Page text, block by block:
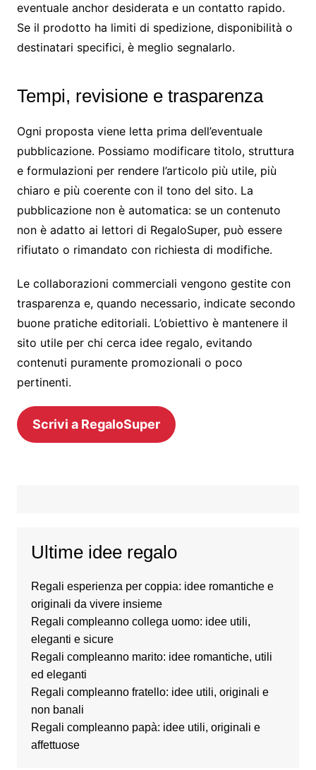
eventuale anchor desiderata e un contatto rapido.
Se il prodotto ha limiti di spedizione, disponibilità o
destinatari specifici, è meglio segnalarlo.
Tempi, revisione e trasparenza
Ogni proposta viene letta prima dell’eventuale
pubblicazione. Possiamo modificare titolo, struttura
e formulazioni per rendere l’articolo più utile, più
chiaro e più coerente con il tono del sito. La
pubblicazione non è automatica: se un contenuto
non è adatto ai lettori di RegaloSuper, può essere
rifiutato o rimandato con richiesta di modifiche.
Le collaborazioni commerciali vengono gestite con
trasparenza e, quando necessario, indicate secondo
buone pratiche editoriali. L’obiettivo è mantenere il
sito utile per chi cerca idee regalo, evitando
contenuti puramente promozionali o poco
pertinenti.
Scrivi a RegaloSuper
Ultime idee regalo
Regali esperienza per coppia: idee romantiche e
originali da vivere insieme
Regali compleanno collega uomo: idee utili,
eleganti e sicure
Regali compleanno marito: idee romantiche, utili
ed eleganti
Regali compleanno fratello: idee utili, originali e
non banali
Regali compleanno papà: idee utili, originali e
affettuose